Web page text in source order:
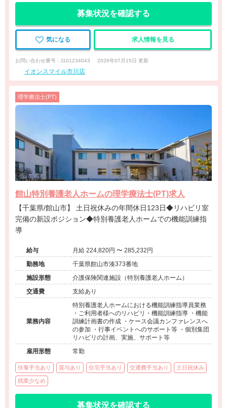
募集状況を確認する
気になる 求人情報を見る
お問い合わせ番号 : J101234043 2026年07月15日 更新
イオンスマイル市川店
理学療法士(PT)
館山特別養護老人ホームの理学療法士(PT)求人
【千葉県/館山市】 土日祝休みの年間休日123日◆リハビリ室
完備の新設ポジション◆特別養護老人ホームでの機能訓練指
導
給与
月給 224,820円 〜 285,232円
勤務地
千葉県館山市湊373番地
施設形態
介護保険関連施設（特別養護老人ホーム）
交通費
支給あり
業務内容
特別養護老人ホームにおける機能訓練指導員業務
・ご利用者様へのリハビリ・機能訓練指導 ・機能
訓練計画書の作成 ・ケース会議カンファレンスへ
の参加 ・行事イベントへのサポート等 ・個別集団
リハビリの計画、実施、サポート等
雇用形態
常勤
扶養手当あり 賞与あり 住宅手当あり 交通費手当あり 土日祝休み
残業少なめ
募集状況を確認する